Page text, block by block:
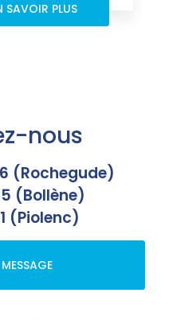
SAVOIR PLUS
nous
(Rochegude)
(Bollène)
(Piolenc)